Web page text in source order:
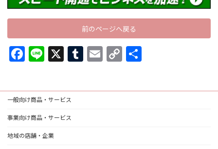
前のページへ戻る
F
b
o
o
Li X
T
E
C
一般向け商品・サービス
事業向け商品・サービス
地域の店舗・企業